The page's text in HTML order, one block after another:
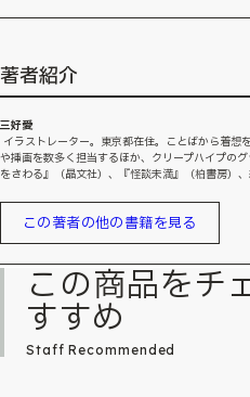
著者紹介
三好愛
イラストレーター。東京都在住。ことばから着想
や挿画を数多く担当するほか、クリープハイプの
をさわる』（晶文社）、『怪談未満』（柏書房）
この著者の他の書籍を見る
この商品をチ
すすめ
Staff Recommended